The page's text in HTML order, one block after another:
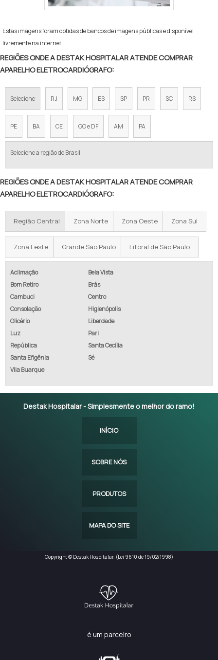
Estas imagens foram obtidas de bancos de imagens públicas e disponível
livremente na internet
REGIÕES ONDE A DESTAK HOSPITALAR ATENDE COMPRAR
APARELHO ELETROCARDIÓGRAFO:
Selecione RJ MG ES SP PR SC RS
PE BA CE GO e DF AM PA
Selecione a região do Brasil
REGIÕES ONDE A DESTAK HOSPITALAR ATENDE COMPRAR
APARELHO ELETROCARDIÓGRAFO:
Região Central Zona Norte Zona Oeste Zona Sul
Zona Leste Grande São Paulo Litoral de São Paulo
Aclimação
Bela Vista
Bom Retiro
Brás
Cambuci
Centro
Consolação
Higienópolis
Glicério
Liberdade
Luz
Pari
República
Santa Cecília
Santa Efigênia
Sé
Vila Buarque
Destak Hospitalar - Simplesmente o melhor do ramo!
INÍCIO
SOBRE NÓS
PRODUTOS
MAPA DO SITE
Copyright © Destak Hospitalar. (Lei 9610 de 19/02/1998)
é um parceiro